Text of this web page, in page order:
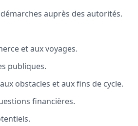
auprès des autorités.
et aux voyages.
publiques.
obstacles et aux fins de cycle.
financières.